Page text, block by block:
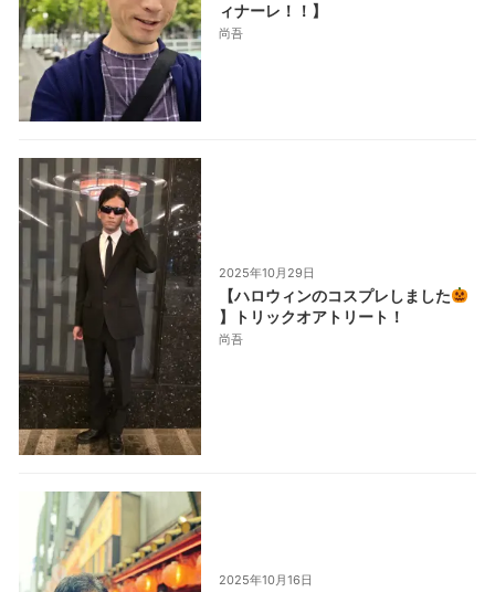
ィナーレ！！】
尚吾
2025年10月29日
【ハロウィンのコスプレしました
】トリックオアトリート！
尚吾
2025年10月16日